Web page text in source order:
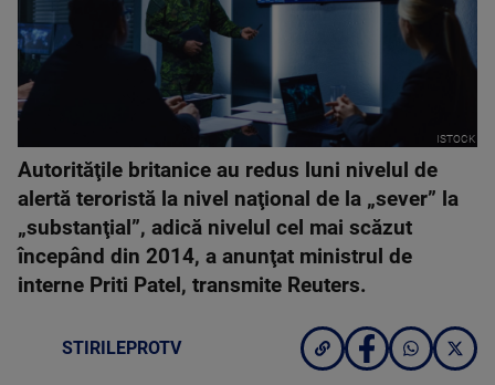
ISTOCK
Autorităţile britanice au redus luni nivelul de
alertă teroristă la nivel naţional de la „sever” la
„substanţial”, adică nivelul cel mai scăzut
începând din 2014, a anunţat ministrul de
interne Priti Patel, transmite Reuters.
STIRILEPROTV